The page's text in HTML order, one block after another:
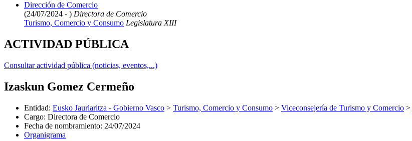
Dirección de Comercio
(24/07/2024 - ) Directora de Comercio
Turismo, Comercio y Consumo Legislatura XIII
ACTIVIDAD PÚBLICA
Consultar actividad pública (noticias, eventos,...)
Izaskun Gomez Cermeño
Entidad: Eusko Jaurlaritza - Gobierno Vasco > Turismo, Comercio y Consumo > Viceconsejería de Turismo y Comercio >
Cargo: Directora de Comercio
Fecha de nombramiento: 24/07/2024
Organigrama